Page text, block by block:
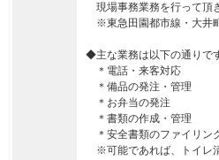
現場事務業務を行って頂
※東急田園都市線・大井
◆主な業務は以下の通りで
＊電話・来客対応
＊備品の発注・管理
＊お弁当の発注
＊書類の作成・管理
＊安全書類のファイリン
※可能であれば、トイレ